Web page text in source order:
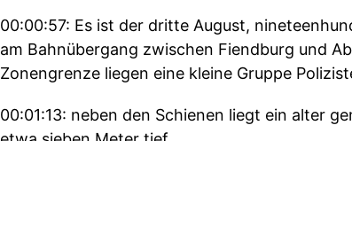
00:00:57: Es ist der dritte August,
am Bahnübergang zwischen Fiendburg und
Zonengrenze liegen eine kleine Gruppe
00:01:13: neben den Schienen liegt ein alter
etwa sieben Meter tief.